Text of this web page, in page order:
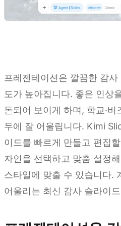
프레젠테이션은 깔끔한 감
도가 높아집니다. 좋은 인상
돈되어 보이게 하며, 학교·비
두에 잘 어울립니다. Kimi
이드를 빠르게 만들고 편집
자인을 선택하고 맞춤 설정
스타일에 맞출 수 있습니다.
어울리는 최신 감사 슬라이